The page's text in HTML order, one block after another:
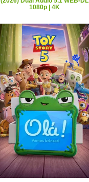
1080p | 4K